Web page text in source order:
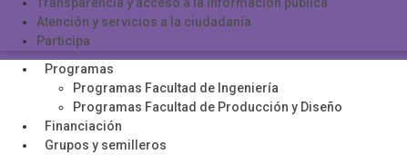
Atención y servicios a la ciudadanía
Participa
Programas
Programas Facultad de Ingeniería
Programas Facultad de Producción y Diseño
Financiación
Grupos y semilleros